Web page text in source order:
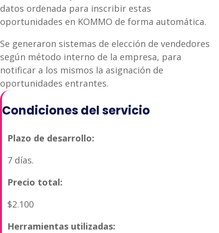
datos ordenada para inscribir estas
oportunidades en KOMMO de forma automática.
Se generaron sistemas de elección de vendedores
según método interno de la empresa, para
notificar a los mismos la asignación de
oportunidades entrantes.
Condiciones del servicio
Plazo de desarrollo:
7 días.
Precio total:
$2.100
Herramientas utilizadas: